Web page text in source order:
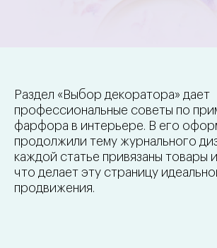
Раздел «Выбор декоратора» дает
профессиональные советы по
фарфора в интерьере. В его
продолжили тему журнального
каждой статье привязаны товары
что делает эту страницу
продвижения.